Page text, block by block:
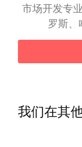
市场开发专
罗斯、
我们在其